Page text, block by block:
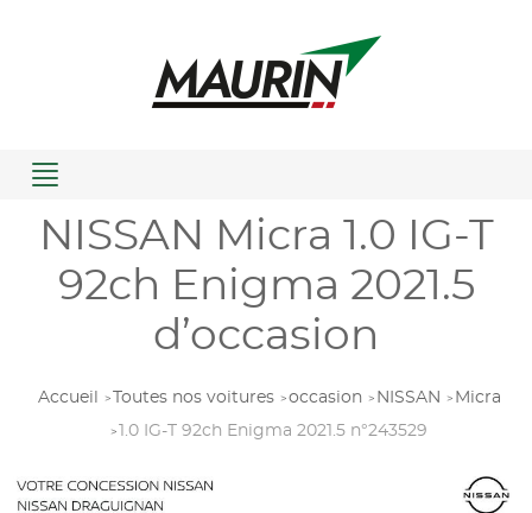
Menu
NISSAN Micra 1.0 IG-T
92ch Enigma 2021.5
d’occasion
Accueil Toutes nos voitures occasion NISSAN
Micra
1.0 IG-T 92ch Enigma 2021.5 n°243529